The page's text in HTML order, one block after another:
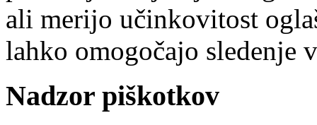
ali merijo učinkovitost
lahko omogočajo sledenje
Nadzor piškotkov